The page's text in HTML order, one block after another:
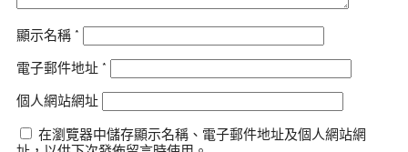
顯示名稱 *
電子郵件地址 *
個人網站網址
在瀏覽器中儲存顯示名稱、電子郵件地址及個人網站網